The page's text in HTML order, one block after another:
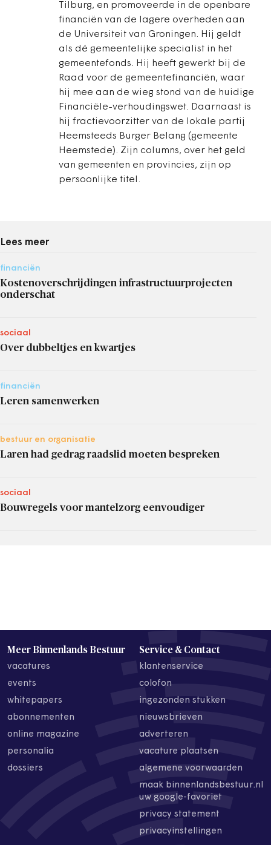
Tilburg, en promoveerde in de openbare
financiën van de lagere overheden aan
de Universiteit van Groningen. Hij geldt
als dé gemeentelijke specialist in het
gemeentefonds. Hij heeft gewerkt bij de
Raad voor de gemeentefinanciën, waar
hij mee aan de wieg stond van de huidige
Financiële-verhoudingswet. Daarnaast is
hij fractievoorzitter van de lokale partij
Heemsteeds Burger Belang (gemeente
Heemstede). Zijn columns, over het geld
van gemeenten en provincies, zijn op
persoonlijke titel.
Lees meer
financiën
Kostenoverschrijdingen infrastructuurprojecten
onderschat
sociaal
Over dubbeltjes en kwartjes
financiën
Leren samenwerken
bestuur en organisatie
Laren had gedrag raadslid moeten bespreken
sociaal
Bouwregels voor mantelzorg eenvoudiger
Meer Binnenlands Bestuur
vacatures
events
whitepapers
abonnementen
online magazine
personalia
dossiers
Service & Contact
klantenservice
colofon
ingezonden stukken
nieuwsbrieven
adverteren
vacature plaatsen
algemene voorwaarden
maak binnenlandsbestuur.nl
uw google-favoriet
privacy statement
privacyinstellingen